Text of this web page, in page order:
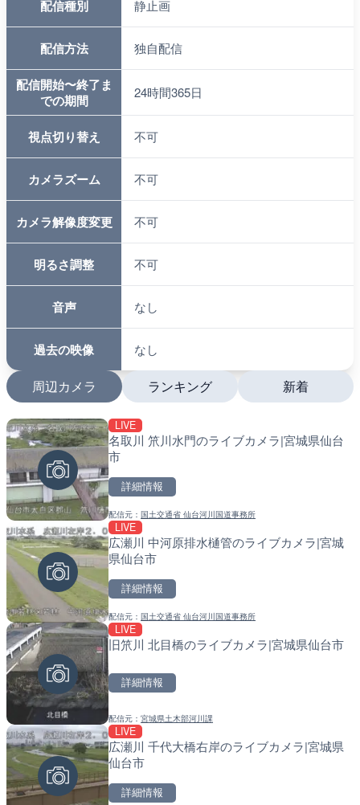
配信種別 静止画
配信方法 独自配信
配信開始〜終了ま
での期間
24時間365日
視点切り替え 不可
カメラズーム 不可
カメラ解像度変更 不可
明るさ調整 不可
音声 なし
過去の映像 なし
周辺カメラ
LIVE
名取川 笊川水門のライブカメラ|宮城県仙台
市
詳細情報
配信元：国土交通省 仙台河川国道事務所
LIVE
広瀬川 中河原排水樋管のライブカメラ|宮城
県仙台市
詳細情報
配信元：国土交通省 仙台河川国道事務所
LIVE
旧笊川 北目橋のライブカメラ|宮城県仙台市
詳細情報
配信元：宮城県土木部河川課
LIVE
広瀬川 千代大橋右岸のライブカメラ|宮城県
仙台市
詳細情報
ランキング
日本全国・緊急地震速報
配信元：株式会社ティーファイブプロジ
坪野川 坪野橋のライブカ
配信元：富山県庁
羽田空港第2旅客ターミナ
配信元：
知床峠展望台・国道334号
新着
南出川水門付近のライブ
配信元：日高町役場
比井川水門付近から比井
配信元：日高町役場
小浦川水門付近から小浦
配信元：
産湯川水門付近のライブ